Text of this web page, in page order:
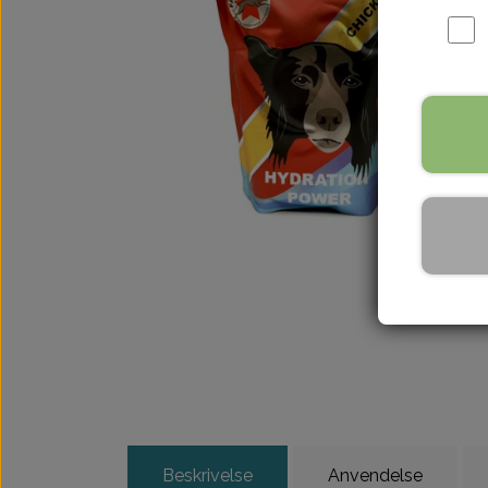
Beskrivelse Anvendelse